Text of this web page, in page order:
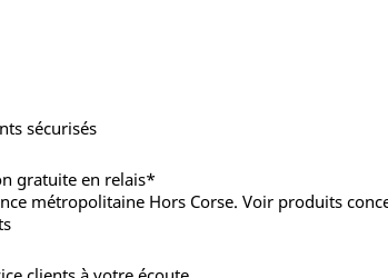
sécurisés
gratuite en relais*
métropolitaine Hors Corse. Voir produits